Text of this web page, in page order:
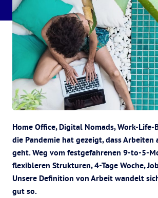
Home Office, Digital Nomads, Work-Life-
die Pandemie hat gezeigt, dass Arbeiten
geht. Weg vom festgefahrenen 9-to-5-
flexibleren Strukturen, 4-Tage Woche,
Unsere Definition von Arbeit wandelt
gut so.